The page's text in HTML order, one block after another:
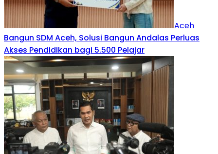
Aceh
Bangun SDM Aceh, Solusi Bangun Andalas Perluas
Akses Pendidikan bagi 5.500 Pelajar